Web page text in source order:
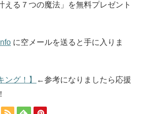
る７つの魔法」を無料プレゼント
に空メールを送ると手に入りま
ング！】
←参考になりましたら応援